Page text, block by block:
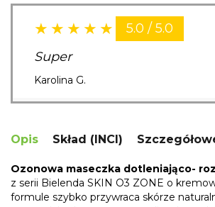
5.0 / 5.0
Super
Karolina G.
Opis Skład (INCI)
Ozonowa maseczka dotleniająco-
z serii Bielenda SKIN O3 ZONE o
formule szybko przywraca skórze